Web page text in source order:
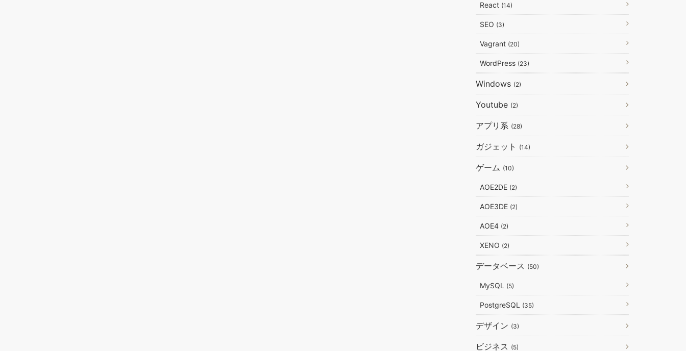
React (14)
SEO (3)
Vagrant (20)
WordPress (23)
Windows (2)
Youtube (2)
アプリ系 (28)
ガジェット (14)
ゲーム (10)
AOE2DE (2)
AOE3DE (2)
AOE4 (2)
XENO (2)
データベース (50)
MySQL (5)
PostgreSQL (35)
デザイン (3)
ビジネス (5)